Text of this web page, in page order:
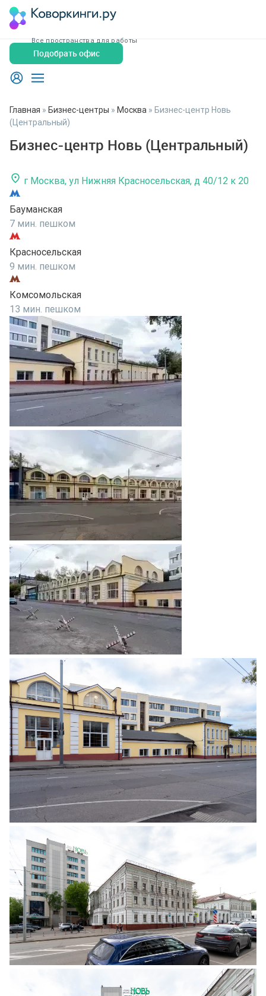
Все пространства для работы
Подобрать офис
Главная » Бизнес-центры » Москва » Бизнес-центр Новь
(Центральный)
Бизнес-центр Новь (Центральный)
г Москва, ул Нижняя Красносельская, д 40/12 к 20
Бауманская
7 мин. пешком
Красносельская
9 мин. пешком
Комсомольская
13 мин. пешком